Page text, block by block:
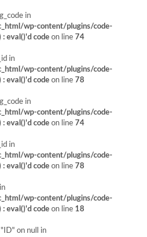
in
wp-content/plugins/code-
eval()'d code on line 74
in
wp-content/plugins/code-
eval()'d code on line 78
in
wp-content/plugins/code-
eval()'d code on line 74
in
wp-content/plugins/code-
eval()'d code on line 78
wp-content/plugins/code-
eval()'d code on line 18
on null in